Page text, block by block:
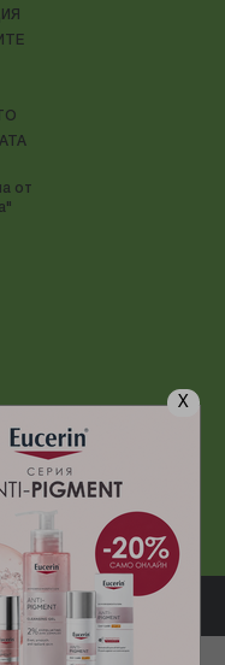
X
от
запазени